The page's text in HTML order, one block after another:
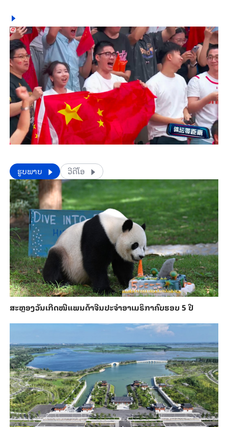
​​ຮູບພາບ ວີດີໂອ
ສະຫຼອງວັນ​ເກີດ​ໝີ​ແພນ​ດ້າ​ຈີນ​ປະ​ຈຳ​ອາ​ເມ​ຣິ​ກາ​ຄົບ​ຮອບ 5 ປີ